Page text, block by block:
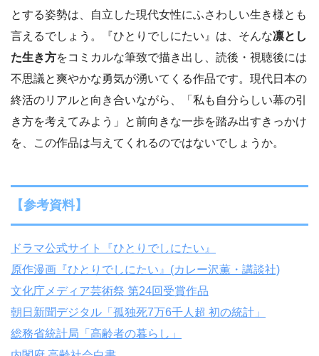
とする姿勢は、自立した現代女性にふさわしい生き様とも
言えるでしょう。『ひとりでしにたい』は、そんな凛とし
た生き方をコミカルな筆致で描き出し、読後・視聴後には
不思議と爽やかな勇気が湧いてくる作品です。現代日本の
終活のリアルと向き合いながら、「私も自分らしい幕の引
き方を考えてみよう」と前向きな一歩を踏み出すきっかけ
を、この作品は与えてくれるのではないでしょうか。
【参考資料】
ドラマ公式サイト『ひとりでしにたい』
原作漫画『ひとりでしにたい』(カレー沢薫・講談社)
文化庁メディア芸術祭 第24回受賞作品
朝日新聞デジタル「孤独死7万6千人超 初の統計」
総務省統計局「高齢者の暮らし」